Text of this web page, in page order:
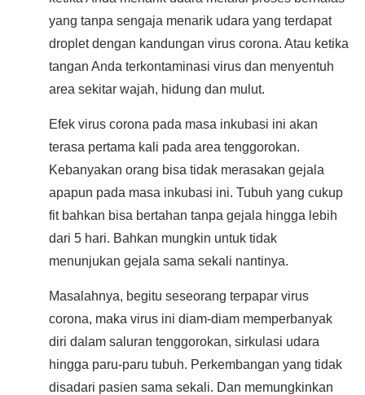
yang tanpa sengaja menarik udara yang terdapat
droplet dengan kandungan virus corona. Atau ketika
tangan Anda terkontaminasi virus dan menyentuh
area sekitar wajah, hidung dan mulut.
Efek virus corona pada masa inkubasi ini akan
terasa pertama kali pada area tenggorokan.
Kebanyakan orang bisa tidak merasakan gejala
apapun pada masa inkubasi ini. Tubuh yang cukup
fit bahkan bisa bertahan tanpa gejala hingga lebih
dari 5 hari. Bahkan mungkin untuk tidak
menunjukan gejala sama sekali nantinya.
Masalahnya, begitu seseorang terpapar virus
corona, maka virus ini diam-diam memperbanyak
diri dalam saluran tenggorokan, sirkulasi udara
hingga paru-paru tubuh. Perkembangan yang tidak
disadari pasien sama sekali. Dan memungkinkan